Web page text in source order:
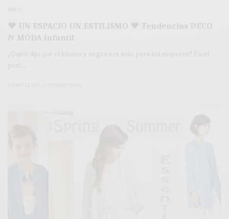
DECO
♥ UN ESPACIO UN ESTILISMO ♥ Tendencias DECO
& MODA infantil
¿Quién dijo que el blanco y negro era solo para los mayores? En el
post…